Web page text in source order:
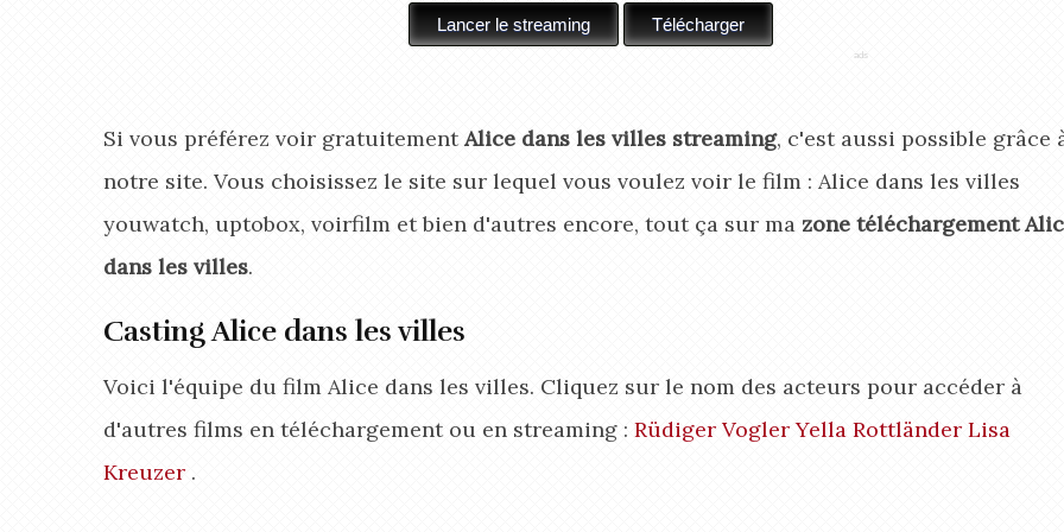
Si vous préférez voir gratuitementAlice dans les villes streaming, c'est aussi possible grâce
notre site. Vous choisissez le site sur lequel vous voulez voir le film : Alice dans les villes
youwatch, uptobox, voirfilm et bien d'autres encore, tout ça sur ma zone téléchargement
dans les villes.
Casting Alice dans les villes
Voici l'équipe du film Alice dans les villes. Cliquez sur le nom des acteurs pour accéder à
d'autres films en téléchargement ou en streaming : Rüdiger Vogler Yella Rottländer Lisa
Kreuzer .